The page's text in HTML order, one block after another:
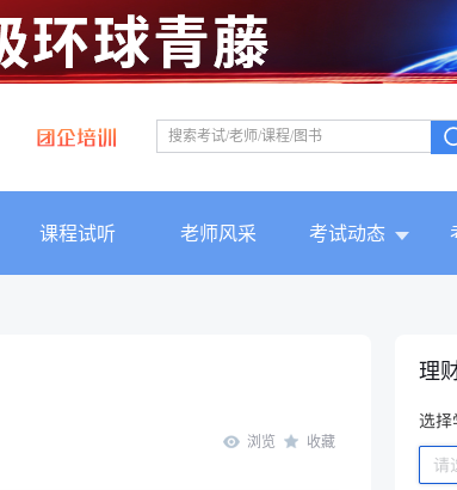
课程试听 老师风采 考试动态
浏览 收藏
理